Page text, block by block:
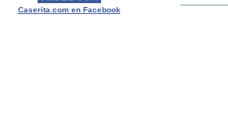
Caserita.com en Facebook